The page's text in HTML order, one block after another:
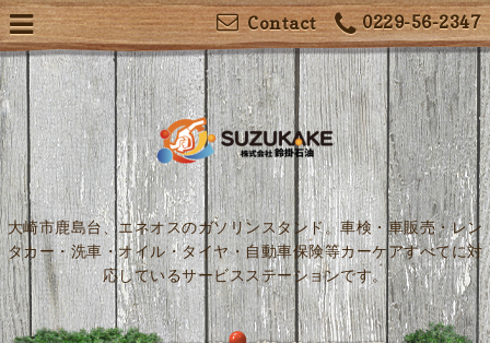
0229-56-2347
Contact
大崎市鹿島台、エネオスのガソリンスタンド。車検・車販売・レン
タカー・洗車・オイル・タイヤ・自動車保険等カーケアすべてに対
応しているサービスステーションです。